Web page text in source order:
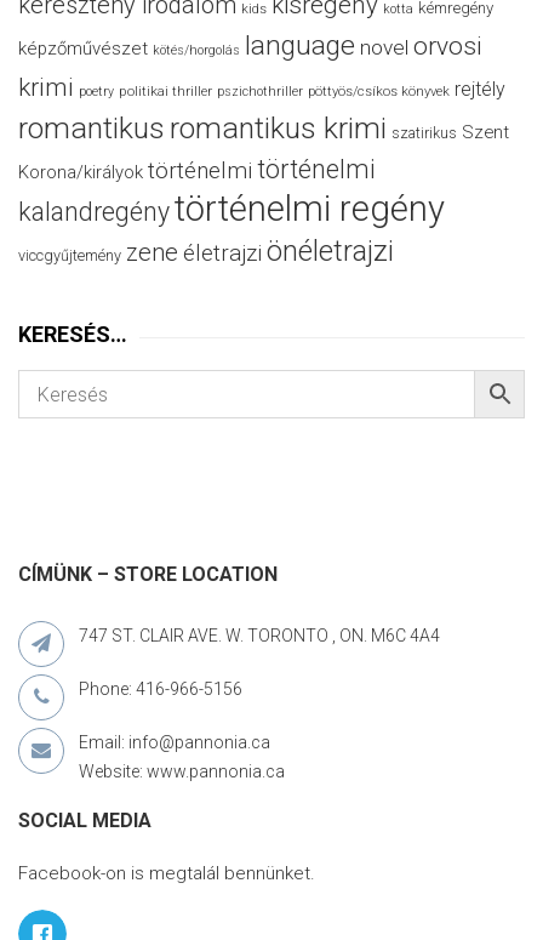
kids kotta kémregény
képzőművészet kötés/horgolás language novel orvosi
krimi poetry politikai thriller pszichothriller pöttyös/csíkos könyvek rejtély
romantikus romantikus krimi szatirikus Szent
Korona/királyok történelmi történelmi
kalandregénytörténelmi regény
viccgyűjtemény zene életrajzi önéletrajzi
KERESÉS…
CÍMÜNK – STORE LOCATION
747 ST. CLAIR AVE. W. TORONTO , ON. M6C 4A4
Phone: 416-966-5156
Email: info@pannonia.ca
Website: www.pannonia.ca
SOCIAL MEDIA
Facebook-on is megtalál bennünket.